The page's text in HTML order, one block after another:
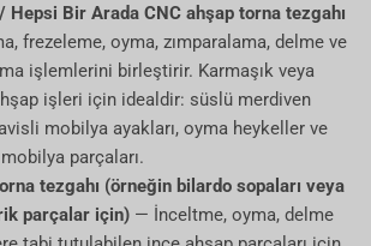
Hepsi Bir Arada CNC ahşap torna tezgahı
frezeleme, oyma, zımparalama, delme ve
işlemlerini birleştirir. Karmaşık veya
işleri için idealdir: süslü merdiven
mobilya ayakları, oyma heykeller ve
parçaları.
tezgahı (örneğin bilardo sopaları veya
parçalar için)— İnceltme, oyma, delme